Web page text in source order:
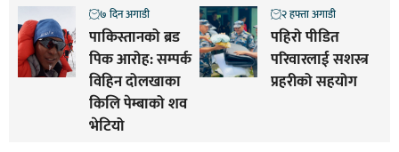
पाकिस्तानको ब्रड
पिक आरोह‌‌: सम्पर्क
विहिन दोलखाका
किलि पेम्बाको शव
भेटियो
७ दिन अगाडी
पहिरो पीडित
परिवारलाई सशस्त्र
प्रहरीको सहयोग
२ हफ्ता अगाडी